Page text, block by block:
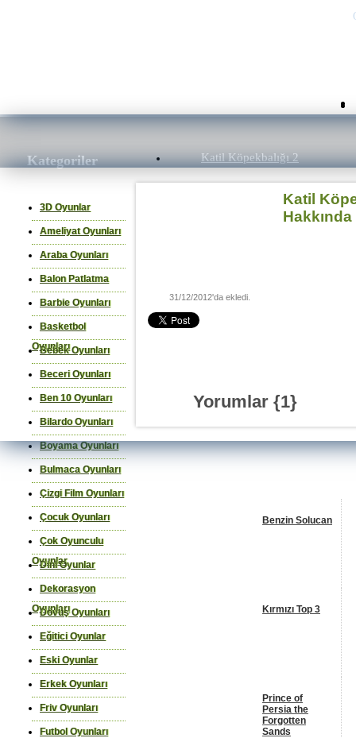
Kategoriler
3D Oyunlar
Ameliyat Oyunları
Araba Oyunları
Balon Patlatma
Barbie Oyunları
Basketbol
Oyunları
Bebek Oyunları
Beceri Oyunları
Ben 10 Oyunları
Bilardo Oyunları
Boyama Oyunları
Bulmaca Oyunları
Çizgi Film Oyunları
Çocuk Oyunları
Çok Oyunculu
Oyunlar
Dini Oyunlar
Dekorasyon
Oyunları
Dövüş Oyunları
Eğitici Oyunlar
Eski Oyunlar
Erkek Oyunları
Friv Oyunları
Futbol Oyunları
Katil Köpekbalığı 2
31/12/2012'da ekledi.
Katil
Hakkında
Yorumlar {1}
Benzin Solucan
Kırmızı Top 3
Prince of
Persia the
Forgotten
Sands